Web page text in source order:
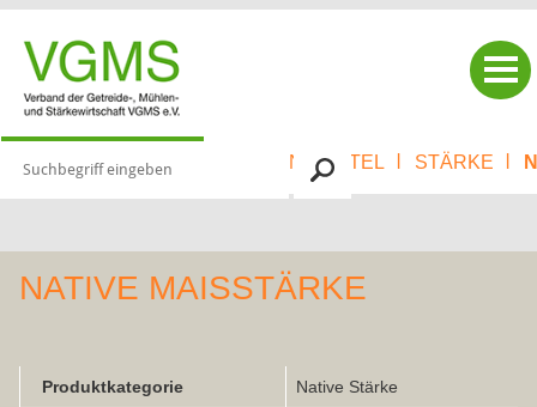
STÄRKEINDUSTRIE LEBENSMITTEL STÄRKE
NATIVE MAISSTÄRKE
Produktkategorie Native Stärke